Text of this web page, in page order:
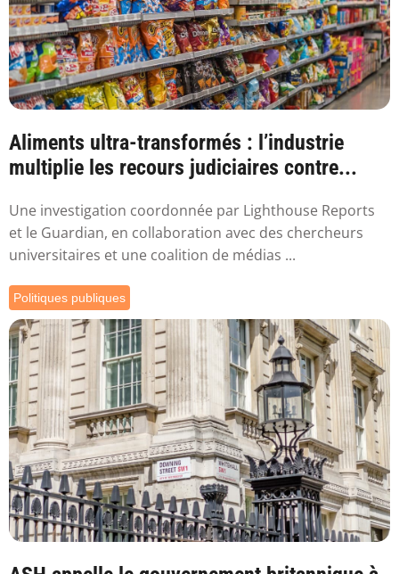
Aliments ultra-transformés : l’industrie
multiplie les recours judiciaires contre...
Une investigation coordonnée par Lighthouse Reports
et le Guardian, en collaboration avec des chercheurs
universitaires et une coalition de médias ...
Politiques publiques